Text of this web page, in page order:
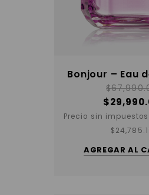
Bonjour – Eau
$
$
Precio sin
$
AGREGAR AL